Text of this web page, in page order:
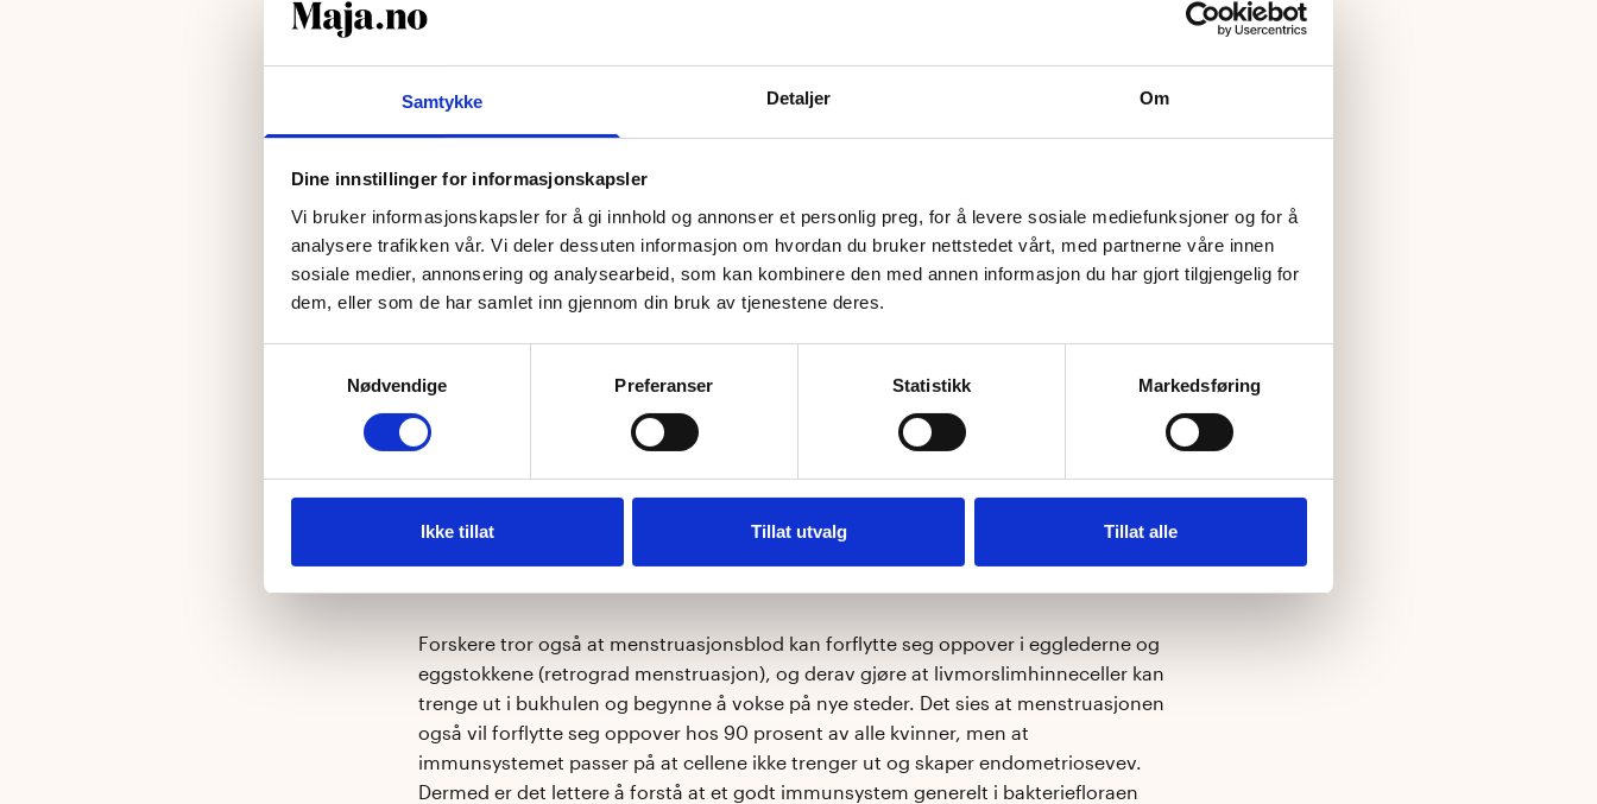
Samtykke Detaljer Om
Dine innstillinger for informasjonskapsler
Vi bruker informasjonskapsler for å gi innhold og annonser et personlig preg, for å levere sosiale mediefunksjoner og for å
analysere trafikken vår. Vi deler dessuten informasjon om hvordan du bruker nettstedet vårt, med partnerne våre innen
sosiale medier, annonsering og analysearbeid, som kan kombinere den med annen informasjon du har gjort tilgjengelig for
dem, eller som de har samlet inn gjennom din bruk av tjenestene deres.
Nødvendige
Preferanser Statistikk Markedsføring
Ikke tillat Tillat utvalg Tillat alle
Hadde tarmbakteriefloraen
en påvirkning på
endometriose?
I denne studien hadde alle musene fått satt inn biter av livmorslimhinnevev utenfor
ødeleggende for bakteriefloraen din), mens den andre gruppen hadde normal
bakterieflora.
Det viste seg at livmorslimhinnevevet vokstemerhos de musene som hadde fått
bakterieflora fikk tilført tarmbakterier fra en mus med endometriose, vokste
Forskere tror også at menstruasjonsblod kan forflytte seg oppover i egglederne og
eggstokkene (retrograd menstruasjon), og derav gjøre at livmorslimhinneceller kan
trenge ut i bukhulen og begynne å vokse på nye steder. Det sies at menstruasjonen
også vil forflytte seg oppover hos 90 prosent av alle kvinner, men at
immunsystemet passer på at cellene ikke trenger ut og skaper endometriosevev.
Dermed er det lettere å forstå at et godt immunsystem generelt i bakteriefloraen